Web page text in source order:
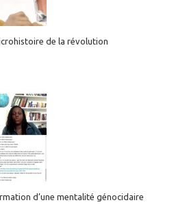
de la révolution
d’une mentalité génocidaire